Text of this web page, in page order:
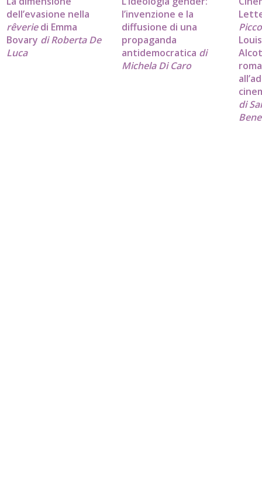
dell’evasione nella
rêveriedi Emma
Bovary di Roberta De
Luca
l’invenzione e la
diffusione di una
propaganda
antidemocratica di
Michela Di Caro
di